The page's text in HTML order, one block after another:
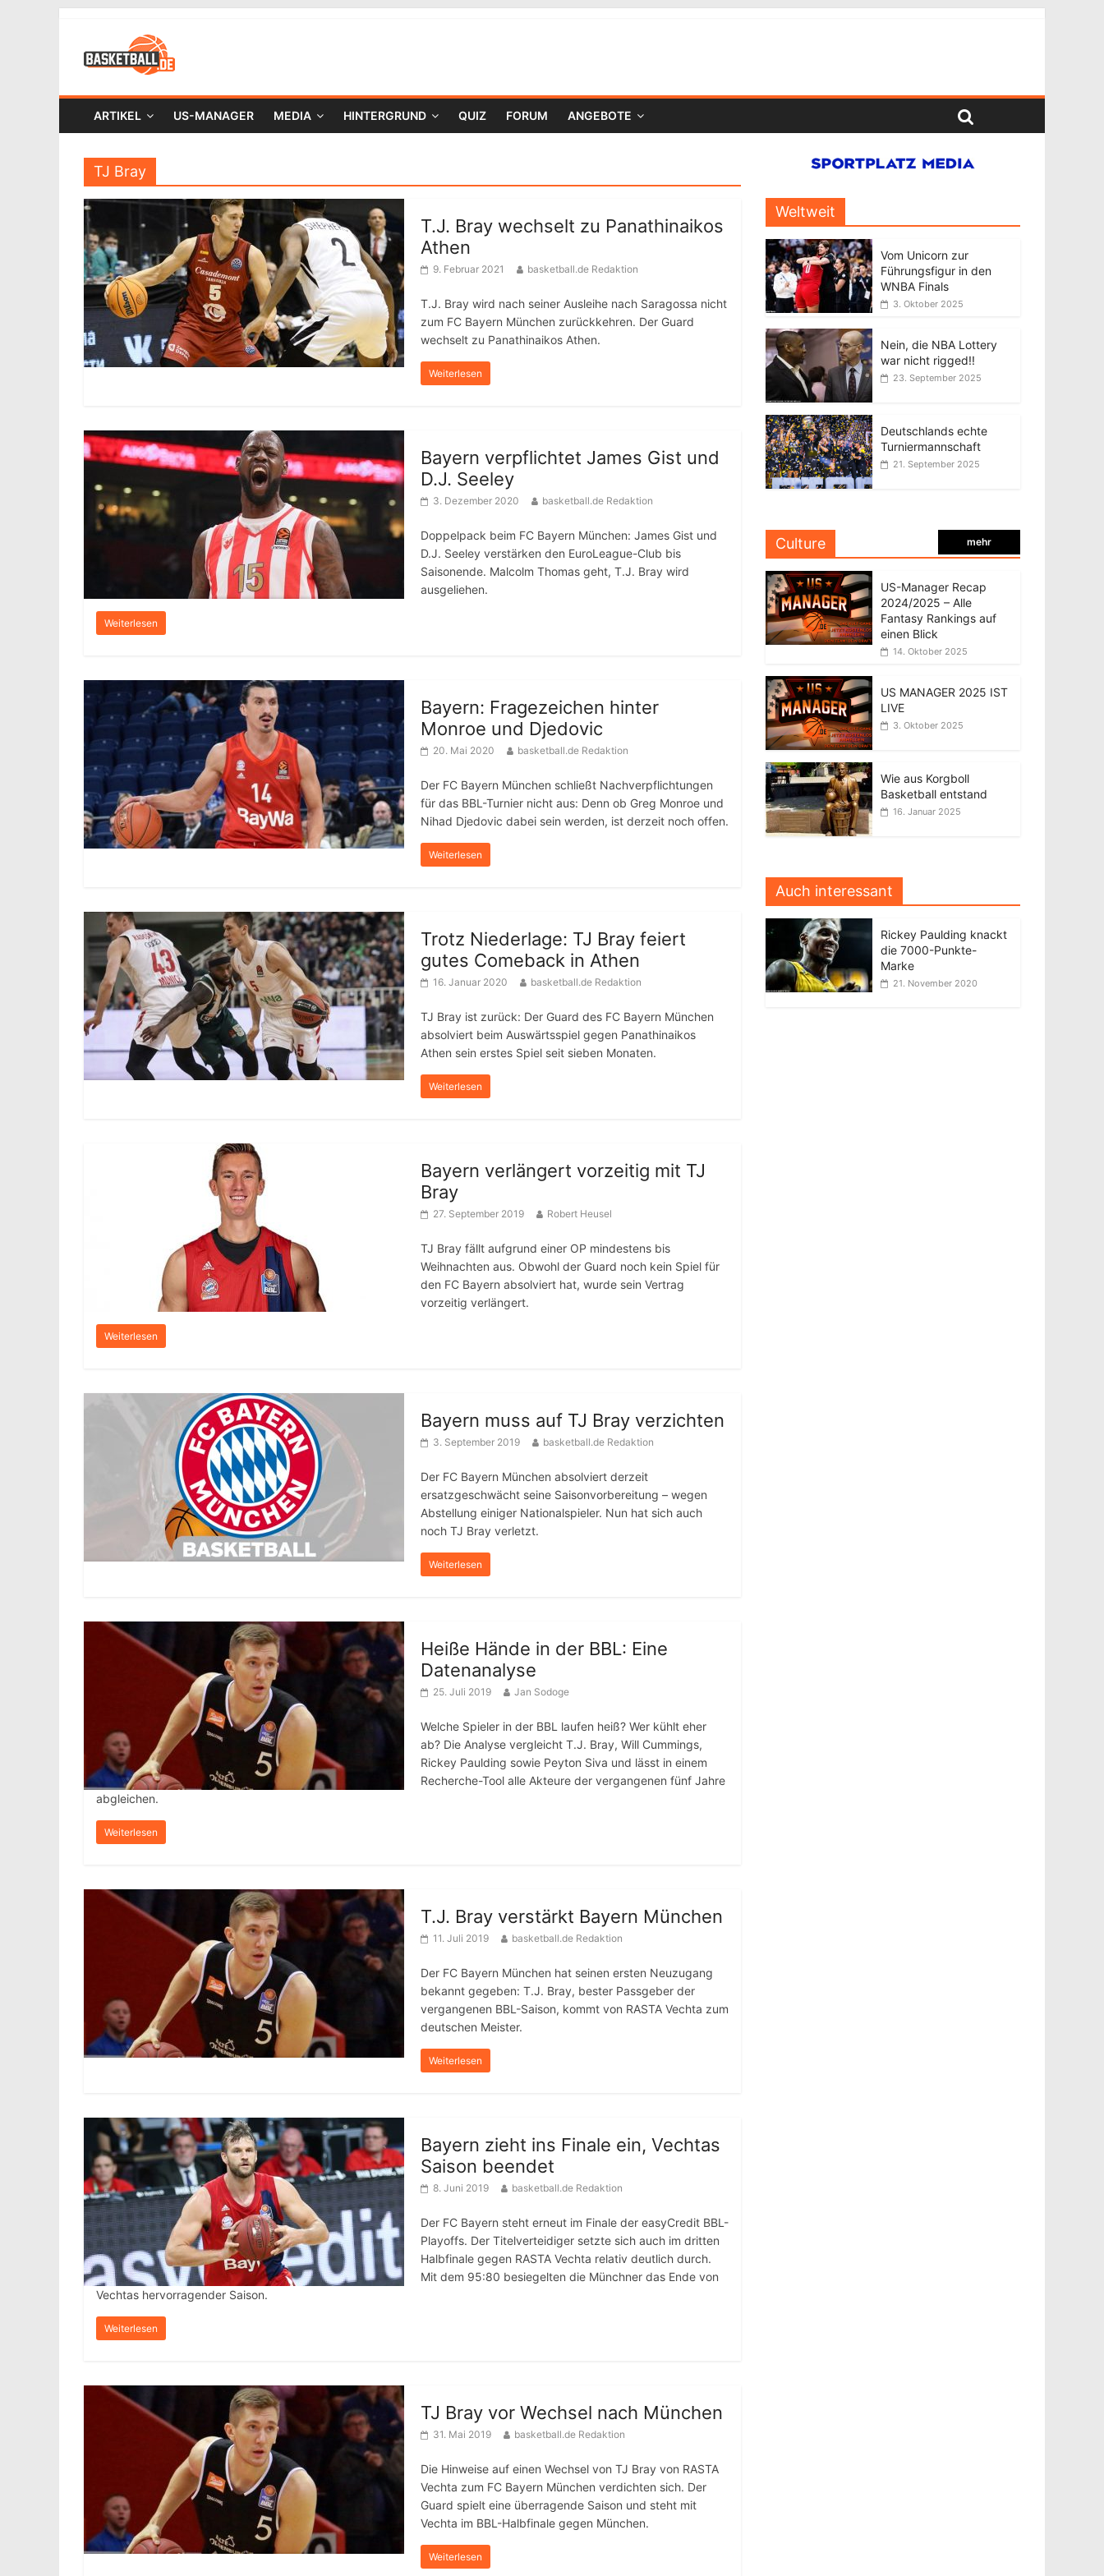
ARTIKEL US-MANAGER MEDIA HINTERGRUND QUIZ FORUM ANGEBOTE
TJ Bray
T.J. Bray wechselt zu Panathinaikos
Athen
9. Februar 2021 basketball.de Redaktion
T.J. Bray wird nach seiner Ausleihe nach Saragossa nicht
zum FC Bayern München zurückkehren. Der Guard
wechselt zu Panathinaikos Athen.
Weiterlesen
Bayern verpflichtet James Gist und
D.J. Seeley
3. Dezember 2020 basketball.de Redaktion
Doppelpack beim FC Bayern München: James Gist und
D.J. Seeley verstärken den EuroLeague-Club bis
Saisonende. Malcolm Thomas geht, T.J. Bray wird
ausgeliehen.
Weiterlesen
Bayern: Fragezeichen hinter
Monroe und Djedovic
20. Mai 2020 basketball.de Redaktion
Der FC Bayern München schließt Nachverpflichtungen
für das BBL-Turnier nicht aus: Denn ob Greg Monroe und
Nihad Djedovic dabei sein werden, ist derzeit noch offen.
Weiterlesen
Trotz Niederlage: TJ Bray feiert
gutes Comeback in Athen
16. Januar 2020 basketball.de Redaktion
TJ Bray ist zurück: Der Guard des FC Bayern München
absolviert beim Auswärtsspiel gegen Panathinaikos
Athen sein erstes Spiel seit sieben Monaten.
Weiterlesen
Bayern verlängert vorzeitig mit TJ
Bray
27. September 2019 Robert Heusel
TJ Bray fällt aufgrund einer OP mindestens bis
Weihnachten aus. Obwohl der Guard noch kein Spiel für
den FC Bayern absolviert hat, wurde sein Vertrag
vorzeitig verlängert.
Weiterlesen
Bayern muss auf TJ Bray verzichten
3. September 2019 basketball.de Redaktion
Der FC Bayern München absolviert derzeit
ersatzgeschwächt seine Saisonvorbereitung – wegen
Abstellung einiger Nationalspieler. Nun hat sich auch
noch TJ Bray verletzt.
Weiterlesen
Heiße Hände in der BBL: Eine
Datenanalyse
25. Juli 2019 Jan Sodoge
Welche Spieler in der BBL laufen heiß? Wer kühlt eher
ab? Die Analyse vergleicht T.J. Bray, Will Cummings,
Rickey Paulding sowie Peyton Siva und lässt in einem
Recherche-Tool alle Akteure der vergangenen fünf Jahre
abgleichen.
Weiterlesen
T.J. Bray verstärkt Bayern München
11. Juli 2019 basketball.de Redaktion
Der FC Bayern München hat seinen ersten Neuzugang
bekannt gegeben: T.J. Bray, bester Passgeber der
vergangenen BBL-Saison, kommt von RASTA Vechta zum
deutschen Meister.
Weiterlesen
Bayern zieht ins Finale ein, Vechtas
Saison beendet
8. Juni 2019 basketball.de Redaktion
Der FC Bayern steht erneut im Finale der easyCredit BBL-
Playoffs. Der Titelverteidiger setzte sich auch im dritten
Halbfinale gegen RASTA Vechta relativ deutlich durch.
Mit dem 95:80 besiegelten die Münchner das Ende von
Vechtas hervorragender Saison.
Weiterlesen
TJ Bray vor Wechsel nach München
31. Mai 2019 basketball.de Redaktion
Die Hinweise auf einen Wechsel von TJ Bray von RASTA
Vechta zum FC Bayern München verdichten sich. Der
Guard spielt eine überragende Saison und steht mit
Vechta im BBL-Halbfinale gegen München.
Weiterlesen
Weltweit
Vom Unicorn zur
Führungsfigur in den
WNBA Finals
3. Oktober 2025
Nein, die NBA Lottery
war nicht rigged!!
23. September 2025
Deutschlands echte
Turniermannschaft
21. September 2025
Culture mehr
US-Manager Recap
2024/2025 – Alle
Fantasy Rankings auf
einen Blick
14. Oktober 2025
US MANAGER 2025 IST
LIVE
3. Oktober 2025
Wie aus Korgboll
Basketball entstand
16. Januar 2025
Auch interessant
Rickey Paulding knackt
die 7000-Punkte-
Marke
21. November 2020